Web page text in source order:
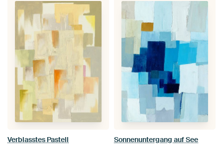
Verblasstes Pastell Sonnenuntergang auf See